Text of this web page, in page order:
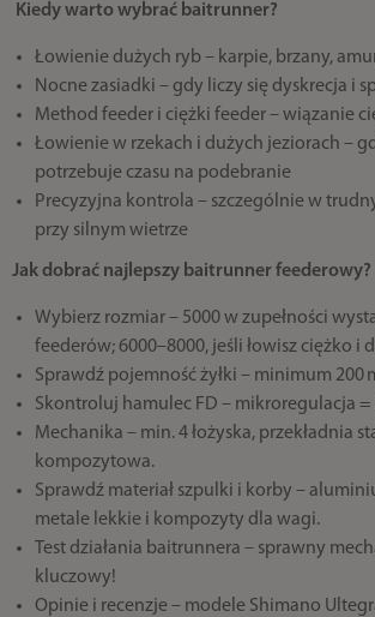
Kiedy warto wybrać baitrunner?
Łowienie dużych ryb – karpie, brzany,
Nocne zasiadki – gdy liczy się dyskrecja i
Method feeder i ciężki feeder – wiązanie
Łowienie w rzekach i dużych jeziorach –
potrzebuje czasu na podebranie
Precyzyjna kontrola – szczególnie w
przy silnym wietrze
Jak dobrać najlepszy baitrunner feederowy?
Wybierz rozmiar – 5000 w zupełności
feederów; 6000–8000, jeśli łowisz ciężko i
Sprawdź pojemność żyłki – minimum 200
Skontroluj hamulec FD – mikroregulacja
Mechanika – min. 4 łożyska, przekładnia
kompozytowa.
Sprawdź materiał szpulki i korby –
metale lekkie i kompozyty dla wagi.
Test działania baitrunnera – sprawny
kluczowy!
Opinie i recenzje – modele Shimano